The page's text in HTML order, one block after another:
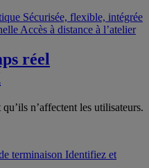
Sécurisée, flexible, intégrée
Accès à distance à l’atelier
réel
n’affectent les utilisateurs.
terminaison Identifiez et